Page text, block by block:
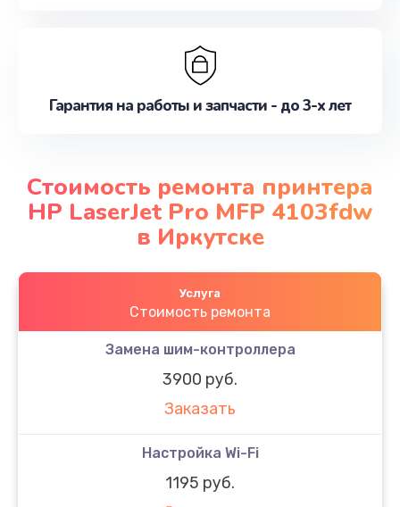
Гарантия на работы и запчасти - до 3-х лет
Стоимость ремонта принтера
HP LaserJet Pro MFP 4103fdw
в Иркутске
Услуга
Стоимость ремонта
Замена шим-контроллера
3900 руб.
Заказать
Настройка Wi-Fi
1195 руб.